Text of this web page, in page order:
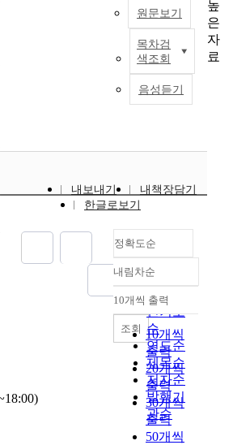
100개씩
출력
원문보기
목차검
색조회
음성듣기
거
과
내보내기
내책장담기
한글로보기
정확도순
정확도
순
인기도
순
연도순
제목순
저자순
발행기
관순
내림차순
내림차순
10개씩 출력
10개씩
출력
20개씩
출력
30개씩
출력
50개씩
조회
높
은
자
료